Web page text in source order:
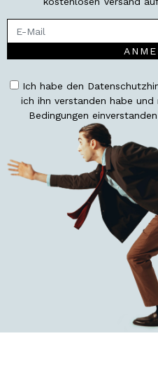
Ich habe den
ich ihn verstanden habe
Bedingungen